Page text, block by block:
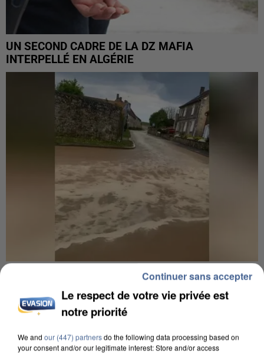
UN SECOND CADRE DE LA DZ MAFIA
INTERPELLÉ EN ALGÉRIE
UNE TOURISTE DE L’OISE EMPORTÉE PAR UNE
Le respect de votre vie privée est
notre priorité
We and our (447) partnersdo the following data processing based on
your consent and/or our legitimate interest: Store and/or access
Continuer sans accepter